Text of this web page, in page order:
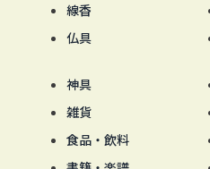
線香
仏具
神具
雑貨
食品・飲料